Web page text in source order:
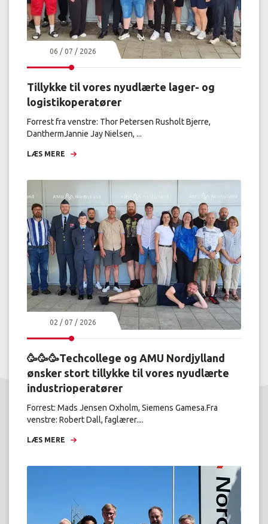
06 / 07 / 2026
Tillykke til vores nyudlærte lager- og
logistikoperatører
Forrest fra venstre: Thor Petersen Rusholt Bjerre,
DanthermJannie Jay Nielsen, ...
LÆS MERE
02 / 07 / 2026
🥳🥳🥳Techcollege og AMU Nordjylland
ønsker stort tillykke til vores nyudlærte
industrioperatører
Forrest: Mads Jensen Oxholm, Siemens Gamesa.Fra
venstre: Robert Dall, faglærer....
LÆS MERE